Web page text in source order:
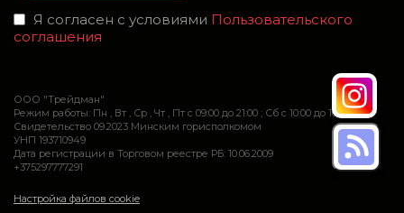
Я согласен с условиями Пользовательского
соглашения
ООО "Трейдман"
Режим работы: Пн , Вт , Ср , Чт , Пт c 09:00 до 21:00 ; Сб c 10:00 до 16:00
Свидетельство 09.2023 Минским горисполкомом
УНП 193710949
Дата регистрации в Торговом реестре РБ: 10.06.2009
+375297777291
Настройка файлов cookie